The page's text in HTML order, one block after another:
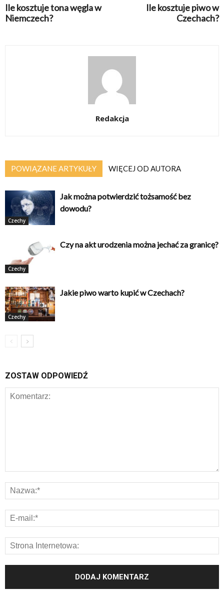
Ile kosztuje tona węgla w
Niemczech?
Ile kosztuje piwo w
Czechach?
Redakcja
POWIĄZANE ARTYKUŁY WIĘCEJ OD AUTORA
Czechy
Jak można potwierdzić tożsamość bez
dowodu?
Czechy
Czy na akt urodzenia można jechać za granicę?
Czechy
Jakie piwo warto kupić w Czechach?
ZOSTAW ODPOWIEDŹ